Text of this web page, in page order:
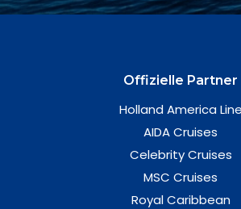
Offizielle Partner
Holland America Line
AIDA Cruises
Celebrity Cruises
MSC Cruises
Royal Caribbean